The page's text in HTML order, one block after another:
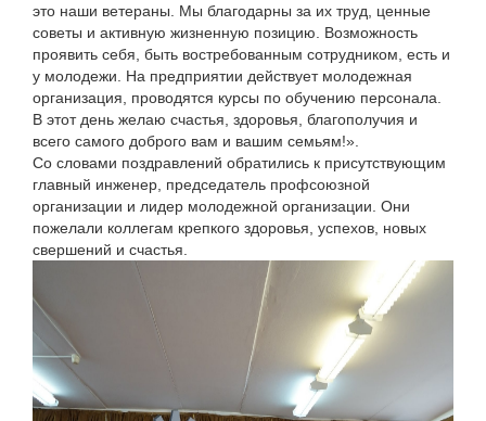
это наши ветераны. Мы благодарны за их труд, ценные
советы и активную жизненную позицию. Возможность
проявить себя, быть востребованным сотрудником, есть и
у молодежи. На предприятии действует молодежная
организация, проводятся курсы по обучению персонала.
В этот день желаю счастья, здоровья, благополучия и
всего самого доброго вам и вашим семьям!».
Со словами поздравлений обратились к присутствующим
главный инженер, председатель профсоюзной
организации и лидер молодежной организации. Они
пожелали коллегам крепкого здоровья, успехов, новых
свершений и счастья.